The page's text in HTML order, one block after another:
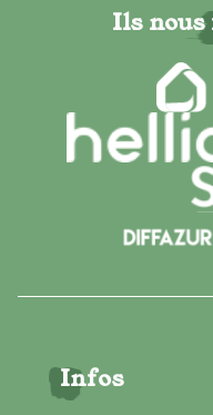
Ils
Infos